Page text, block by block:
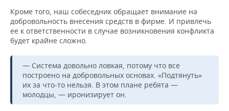
Кроме того, наш собеседник обращает внимание на
добровольность внесения средств в фирме. И привлечь
ее к ответственности в случае возникновения конфликта
будет крайне сложно.
— Система довольно ловкая, потому что все
построено на добровольных основах. «Подтянуть»
их за что-то нельзя. В этом плане ребята —
молодцы, — иронизирует он.